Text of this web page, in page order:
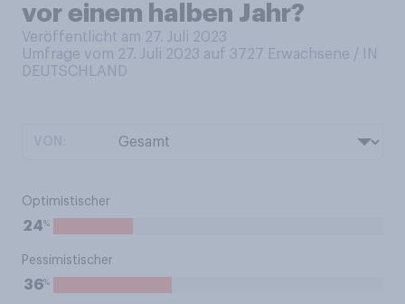
vor einem halben Jahr?
Veröffentlicht am 27. Juli 2023
Umfrage vom 27. Juli 2023 auf 3727 Erwachsene / IN
DEUTSCHLAND
Optimistischer
24%
Pessimistischer
36%